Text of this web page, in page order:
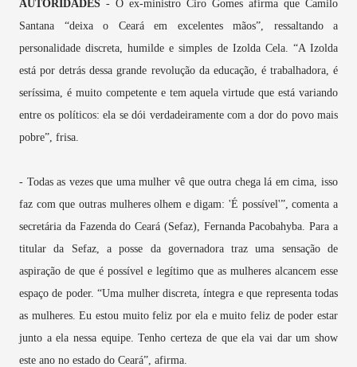
AUTORIDADES - O ex-ministro Ciro Gomes afirma que Camilo
Santana “deixa o Ceará em excelentes mãos”, ressaltando a
personalidade discreta, humilde e simples de Izolda Cela. “A Izolda
está por detrás dessa grande revolução da educação, é trabalhadora, é
seríssima, é muito competente e tem aquela virtude que está variando
entre os políticos: ela se dói verdadeiramente com a dor do povo mais
pobre”, frisa.
- Todas as vezes que uma mulher vê que outra chega lá em cima, isso
faz com que outras mulheres olhem e digam: 'É possível'”, comenta a
secretária da Fazenda do Ceará (Sefaz), Fernanda Pacobahyba. Para a
titular da Sefaz, a posse da governadora traz uma sensação de
aspiração de que é possível e legítimo que as mulheres alcancem esse
espaço de poder. “Uma mulher discreta, íntegra e que representa todas
as mulheres. Eu estou muito feliz por ela e muito feliz de poder estar
junto a ela nessa equipe. Tenho certeza de que ela vai dar um show
este ano no estado do Ceará”, afirma.